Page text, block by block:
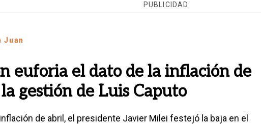
PUBLICIDAD
Juan
euforia el dato de la inflación de
gestión de Luis Caputo
de abril, el presidente Javier Milei festejó la baja en el